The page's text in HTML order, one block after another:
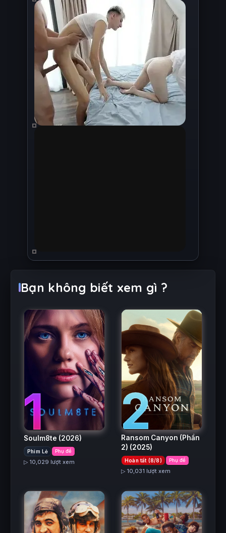
Bạn không biết xem gì ?
1
Soulm8te (2026)
Phim Lẻ Phụ đề
▷ 10,029 lượt xem
2
Ransom Canyon (Phần
2) (2025)
Hoàn tất (8/8) Phụ đề
▷ 10,031 lượt xem